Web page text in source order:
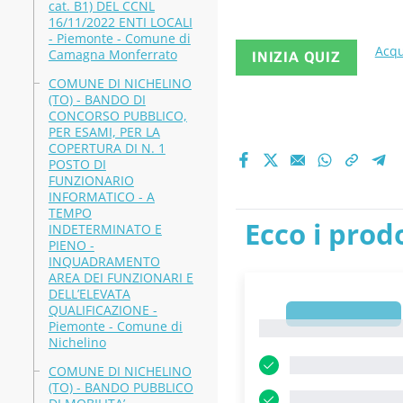
cat. B1) DEL CCNL
16/11/2022 ENTI LOCALI
- Piemonte - Comune di
Camagna Monferrato
COMUNE DI NICHELINO
(TO) - BANDO DI
CONCORSO PUBBLICO,
PER ESAMI, PER LA
COPERTURA DI N. 1
POSTO DI
FUNZIONARIO
INFORMATICO - A
TEMPO
INDETERMINATO E
PIENO -
INQUADRAMENTO
AREA DEI FUNZIONARI E
DELL’ELEVATA
QUALIFICAZIONE -
Piemonte - Comune di
Nichelino
COMUNE DI NICHELINO
(TO) - BANDO PUBBLICO
PUBBLICA
disease:
Disease
INIZIA QUIZ
Ecco i